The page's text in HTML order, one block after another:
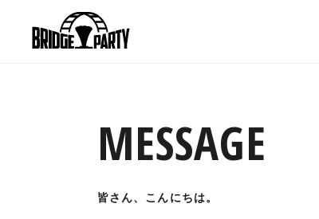
MESSAGE
皆さん、こんにちは。